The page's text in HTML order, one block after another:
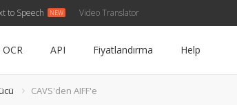
to Speech Video Translator
OCR API Fiyatlandırma Help
CAVS'den AIFF'e